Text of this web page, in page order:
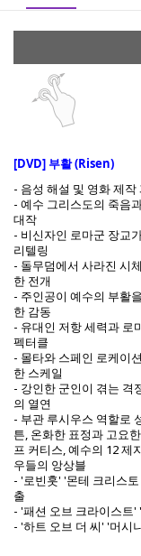
[DVD] 부활 (Risen)
- 음성 해설 및 영화 제
- 예수 그리스도의 죽음
대작
- 비신자인 로마군 장교
리텔링
- 돌무덤에서 사라진 시
한 전개
- 주인공이 예수의 부활
한 감동
- 유대인 저항 세력과 로
펙터클
- 몰타와 스페인 로케이
한 스케일
- 강인한 군인이 겪는 격
의 열연
- 부관 루시우스 역할로
튼, 온화한 표정과 고요
프 커티스, 예수의 12 제
우들의 앙상블
- '로빈훗' '몬테 크리스
출
- '패션 오브 크라이스트
- '하트 오브 더 씨' '머시